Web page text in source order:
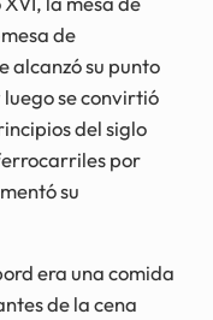
de
alcanzó su punto
se convirtió
del siglo
por
su
era una comida
de la cena